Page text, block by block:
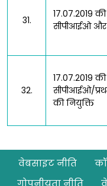
31.
17.07.2019
सीपीआईओ
32.
17.07.2019
सीपीआईओ/
की नियुक्ति
Footer
वेबसाइट नीति
गोपनीयता नीति